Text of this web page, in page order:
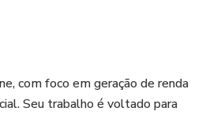
com foco em geração de renda
Seu trabalho é voltado para